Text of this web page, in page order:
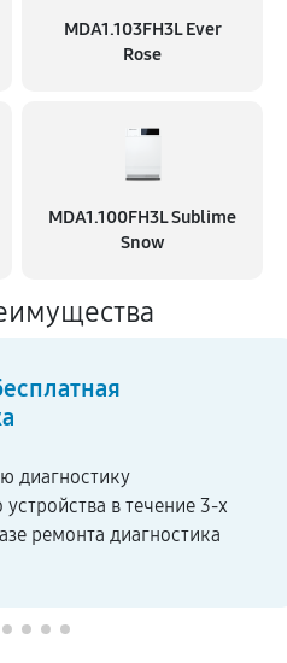
MDA1.103FH3L Ever
Rose
MDA1.100FH3L Sublime
Snow
диагностику
в течение 3-х
ремонта диагностика